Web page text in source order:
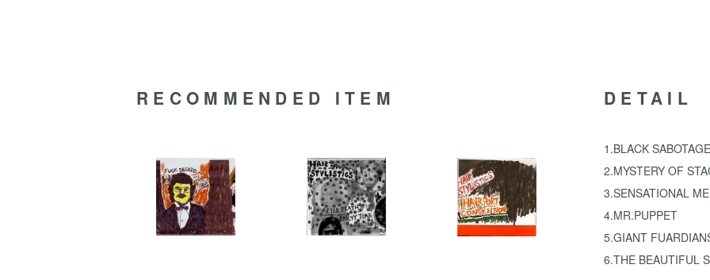
DETAIL
1.BLACK SABOTAGE
2.MYSTERY OF
3.SENSATIONAL
4.MR.PUPPET
5.GIANT
6.THE BEAUTIFUL
RECOMMENDED ITEM